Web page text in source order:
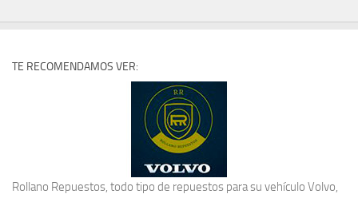
TE RECOMENDAMOS VER:
Rollano Repuestos, todo tipo de repuestos para su vehículo Volvo,